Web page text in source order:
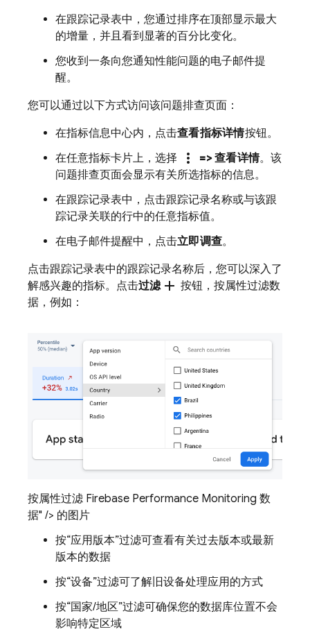
在跟踪记录表中，您通过排序在顶部显示最大
的增量，并且看到显著的百分比变化。
您收到一条向您通知性能问题的电子邮件提
醒。
您可以通过以下方式访问该问题排查页面：
在指标信息中心内，点击查看指标详情按钮。
在任意指标卡片上，选择
more_vert => 查看详情。该
问题排查页面会显示有关所选指标的信息。
在跟踪记录表中，点击跟踪记录名称或与该跟
踪记录关联的行中的任意指标值。
在电子邮件提醒中，点击立即调查。
点击跟踪记录表中的跟踪记录名称后，您可以深入了
解感兴趣的指标。点击过滤add 按钮，按属性过滤数
据，例如：
按属性过滤 Firebase Performance Monitoring 数
据" /> 的图片
按“应用版本”过滤可查看有关过去版本或最新
版本的数据
按“设备”过滤可了解旧设备处理应用的方式
按“国家/地区”过滤可确保您的数据库位置不会
影响特定区域